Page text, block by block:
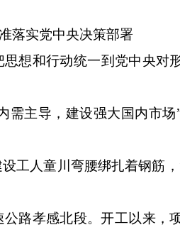
落实党中央决策部署
想和行动统一到党中央对
主导，建设强大国内市场
人童川弯腰绑扎着钢筋，
孝感北段。开工以来，项